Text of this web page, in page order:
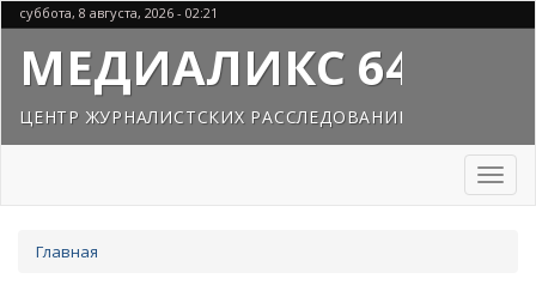
Перейти
к
основному
содержанию
суббота, 8 августа, 2026 - 02:21
МЕДИАЛИКС 64
ЦЕНТР ЖУРНАЛИСТСКИХ РАССЛЕДОВАНИЙ
Toggle
здесь
Главная